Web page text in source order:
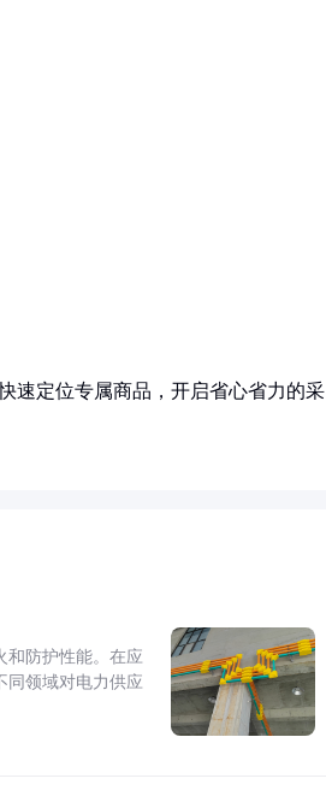
速定位专属商品，开启省心省力的采
和防护性能。在应
同领域对电力供应